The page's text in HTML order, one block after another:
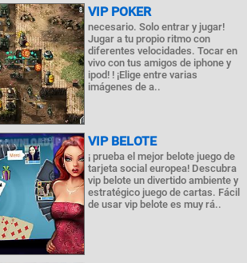
VIP POKER
necesario. Solo entrar y jugar!
Jugar a tu propio ritmo con
diferentes velocidades. Tocar en
vivo con tus amigos de iphone y
ipod! ! ¡Elige entre varias
imágenes de a..
VIP BELOTE
¡ prueba el mejor belote juego de
tarjeta social europea! Descubra
vip belote un divertido ambiente y
estratégico juego de cartas. Fácil
de usar vip belote es muy rá..